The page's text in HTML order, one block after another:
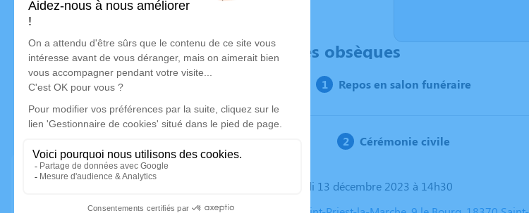
Déroulé des obsèques
Repos en salon funéraire
Cérémonie civile
Le mercredi 13 décembre 2023 à 14h30